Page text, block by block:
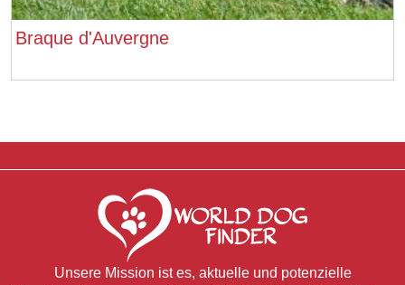
Braque d'Auvergne
Unsere Mission ist es, aktuelle und potenzielle